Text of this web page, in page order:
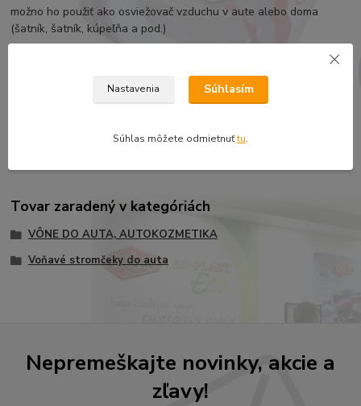
možno ho použiť ako osviežovač vzduchu v aute alebo doma
(šatník, šatník, kúpeľňa a pod.)
balený v bariérovej fólii
Produkt je možné použiť v aute, kancelárii, domácnosti.
Tovar zaradený v kategóriách
VÔNE DO AUTA, AUTOKOZMETIKA
Voňavé stromčeky do auta
Nepremeškajte novinky, akcie a
zľavy!
Nastavenia Súhlasím
Súhlas môžete odmietnuťtu.